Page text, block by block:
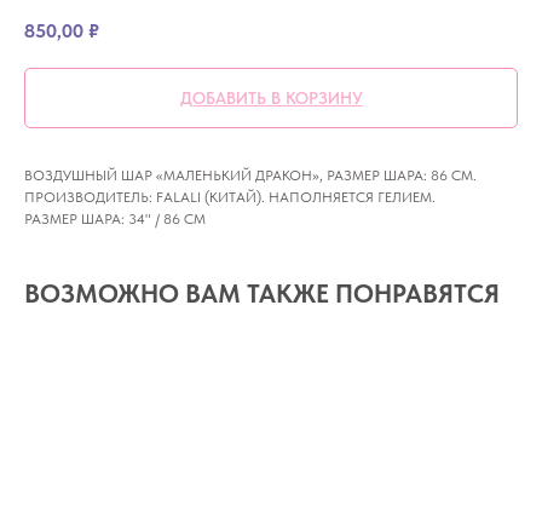
850,00 ₽
ДОБАВИТЬ В КОРЗИНУ
ВОЗДУШНЫЙ ШАР «МАЛЕНЬКИЙ ДРАКОН», РАЗМЕР ШАРА: 86 СМ.
ПРОИЗВОДИТЕЛЬ: FALALI (КИТАЙ). НАПОЛНЯЕТСЯ ГЕЛИЕМ.
РАЗМЕР ШАРА: 34" / 86 СМ
ВОЗМОЖНО ВАМ ТАКЖЕ ПОНРАВЯТСЯ